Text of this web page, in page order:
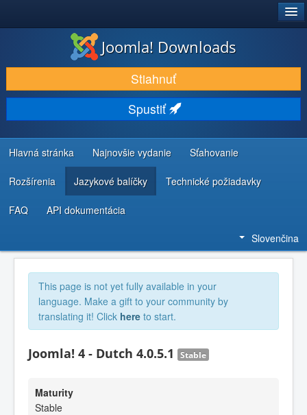
STIAHNUŤ & ROZŠÍRIŤ
OBJAVUJTE & UČTE SA
KOMUNITA & PODPORA
ZDROJE INFORMÁCIÍ PRE VÝVOJÁROV
Joomla! Downloads
Stiahnuť
Spustiť
Hlavná stránka Najnovšie vydanie Sťahovanie
Rozšírenia Jazykové balíčky Technické požiadavky
FAQ API dokumentácia
Slovenčina
This page is not yet fully available in your
language. Make a gift to your community by
translating it! Click here to start.
Joomla! 4 - Dutch 4.0.5.1 Stable
Maturity
Stable